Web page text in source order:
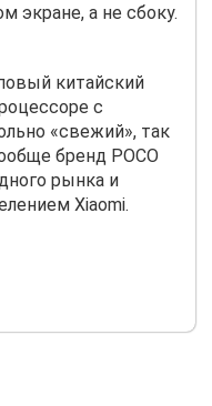
экране, а не сбоку.
китайский
с
«свежий», так
бренд POCO
рынка и
Xiaomi.